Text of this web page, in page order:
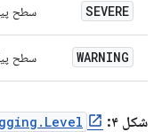
SEVERE سطح
WARNING سطح
شکل ۴: